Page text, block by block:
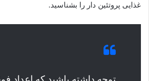
غذایی پروتئین دار را بشناسید.